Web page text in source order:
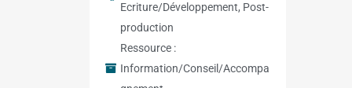
Ecriture/Développement, Post-
production
Ressource :
Information/Conseil/Accompa